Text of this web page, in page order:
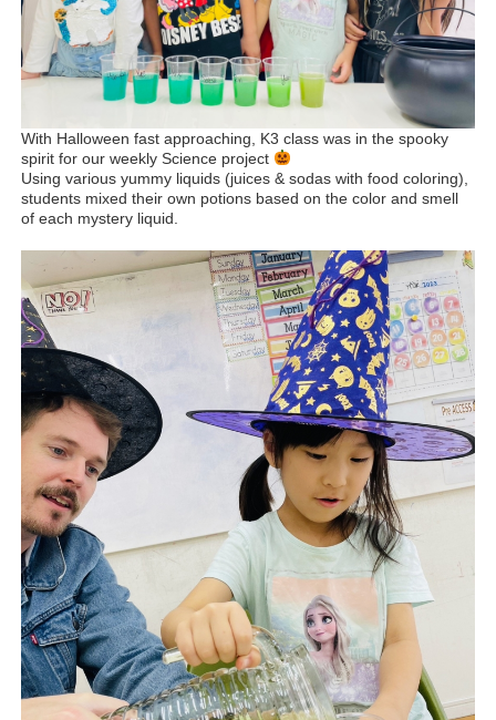
With Halloween fast approaching, K3 class was in the spooky
spirit for our weekly Science project
Using various yummy liquids (juices & sodas with food coloring),
students mixed their own potions based on the color and smell
of each mystery liquid.